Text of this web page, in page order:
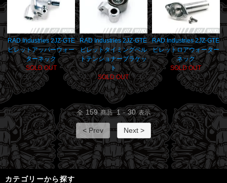
RAD Industries 2JZ-GTE
ビレットアッパーウォー
ターネック
SOLD OUT
RAD Industries 2JZ-GTE
ビレットタイミングベル
トテンショナーブラケッ
ト
SOLD OUT
RAD Industries 2JZ-GTE
ビレットロアウォーター
ネック
SOLD OUT
全 159 商品 1 - 30 表示
< Prev Next >
カテゴリーから探す